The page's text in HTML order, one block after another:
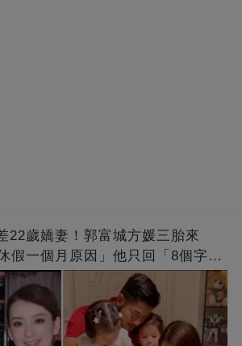
22歲嬌妻！郭富城方媛三胎來
假一個月原因」他只回「8個字」